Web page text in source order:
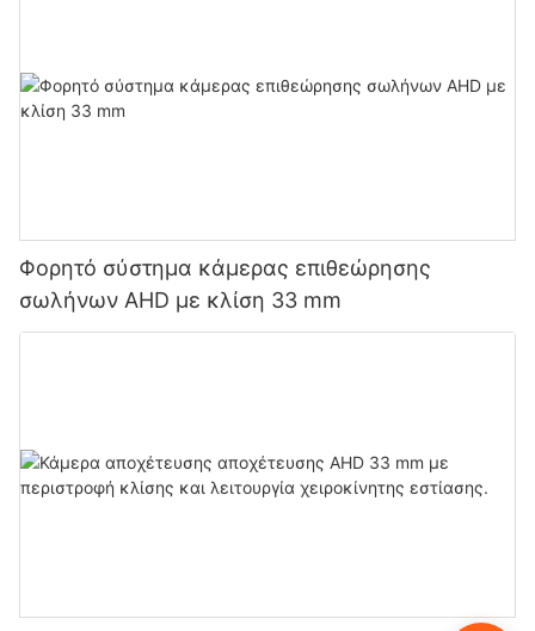
Φορητό σύστημα κάμερας επιθεώρησης
σωλήνων AHD με κλίση 33 mm